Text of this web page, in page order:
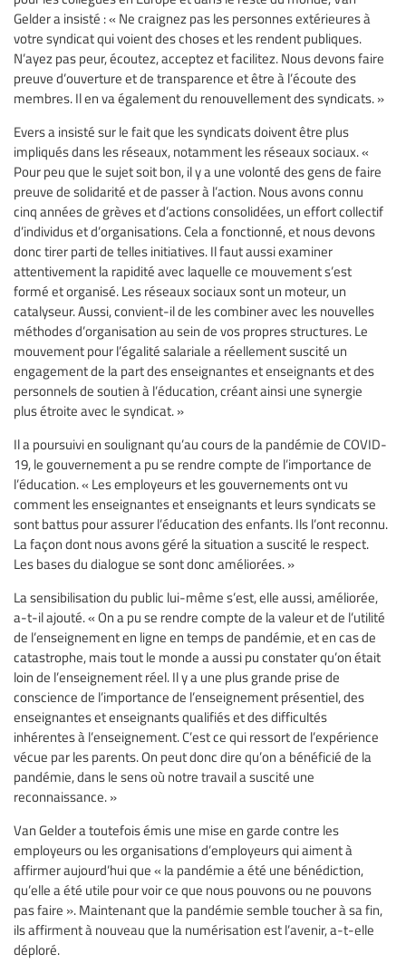
Gelder a insisté : « Ne craignez pas les personnes extérieures à
votre syndicat qui voient des choses et les rendent publiques.
N’ayez pas peur, écoutez, acceptez et facilitez. Nous devons faire
preuve d’ouverture et de transparence et être à l’écoute des
membres. Il en va également du renouvellement des syndicats. »
Evers a insisté sur le fait que les syndicats doivent être plus
impliqués dans les réseaux, notamment les réseaux sociaux. «
Pour peu que le sujet soit bon, il y a une volonté des gens de faire
preuve de solidarité et de passer à l’action. Nous avons connu
cinq années de grèves et d’actions consolidées, un effort collectif
d’individus et d’organisations. Cela a fonctionné, et nous devons
donc tirer parti de telles initiatives. Il faut aussi examiner
attentivement la rapidité avec laquelle ce mouvement s’est
formé et organisé. Les réseaux sociaux sont un moteur, un
catalyseur. Aussi, convient-il de les combiner avec les nouvelles
méthodes d’organisation au sein de vos propres structures. Le
mouvement pour l’égalité salariale a réellement suscité un
engagement de la part des enseignantes et enseignants et des
personnels de soutien à l’éducation, créant ainsi une synergie
plus étroite avec le syndicat. »
Il a poursuivi en soulignant qu’au cours de la pandémie de COVID-
19, le gouvernement a pu se rendre compte de l’importance de
l’éducation. « Les employeurs et les gouvernements ont vu
comment les enseignantes et enseignants et leurs syndicats se
sont battus pour assurer l’éducation des enfants. Ils l’ont reconnu.
La façon dont nous avons géré la situation a suscité le respect.
Les bases du dialogue se sont donc améliorées. »
La sensibilisation du public lui-même s’est, elle aussi, améliorée,
a-t-il ajouté. « On a pu se rendre compte de la valeur et de l’utilité
de l’enseignement en ligne en temps de pandémie, et en cas de
catastrophe, mais tout le monde a aussi pu constater qu’on était
loin de l’enseignement réel. Il y a une plus grande prise de
conscience de l’importance de l’enseignement présentiel, des
enseignantes et enseignants qualifiés et des difficultés
inhérentes à l’enseignement. C’est ce qui ressort de l’expérience
vécue par les parents. On peut donc dire qu’on a bénéficié de la
pandémie, dans le sens où notre travail a suscité une
reconnaissance. »
Van Gelder a toutefois émis une mise en garde contre les
employeurs ou les organisations d’employeurs qui aiment à
affirmer aujourd’hui que « la pandémie a été une bénédiction,
qu’elle a été utile pour voir ce que nous pouvons ou ne pouvons
pas faire ». Maintenant que la pandémie semble toucher à sa fin,
ils affirment à nouveau que la numérisation est l’avenir, a-t-elle
déploré.